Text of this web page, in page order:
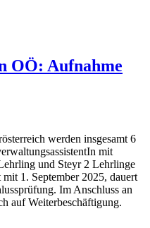
OÖ: Aufnahme
werden insgesamt 6
mit
und Steyr 2 Lehrlinge
1. September 2025, dauert
Im Anschluss an
auf Weiterbeschäftigung.